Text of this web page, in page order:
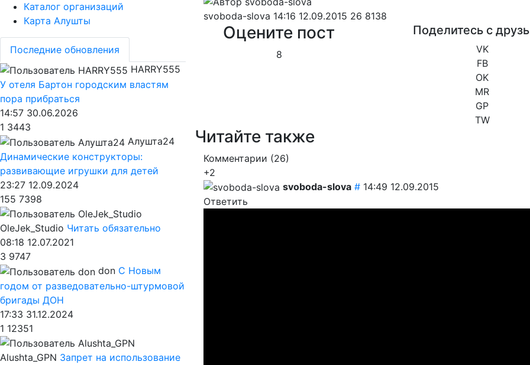
svoboda-slova 14:16 12.09.2015 26 8138
Оцените пост
8
Поделитесь с
VK
FB
OK
MR
GP
TW
Читайте также
Комментарии (26)
+2
svoboda-slova # 14:49 12.09.2015
Ответить
Каталог организаций
Карта Алушты
Последние обновления
HARRY555
У отеля Бартон городским властям
пора прибраться
14:57 30.06.2026
1 3443
Алушта24
Динамические конструкторы:
развивающие игрушки для детей
23:27 12.09.2024
155 7398
OleJek_Studio Читать обязательно
08:18 12.07.2021
3 9747
don С Новым
годом от разведовательно-штурмовой
бригады ДОН
17:33 31.12.2024
1 12351
Alushta_GPN Запрет на использование